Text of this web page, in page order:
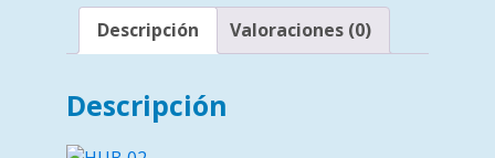
Descripción Valoraciones (0)
Descripción